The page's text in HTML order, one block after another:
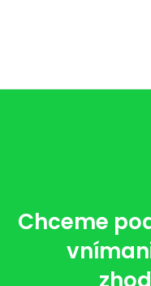
Chceme